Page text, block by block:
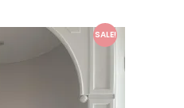
SALE!
This product has multiple variants. The options may be chosen on the product page